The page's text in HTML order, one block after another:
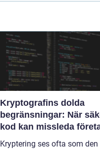
Kryptografins dolda
begränsningar: När
kod kan missleda
Kryptering ses ofta som den